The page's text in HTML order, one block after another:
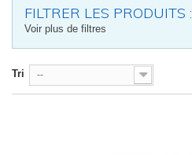
FILTRER LES PRODUITS :
Voir plus de filtres
Tri --